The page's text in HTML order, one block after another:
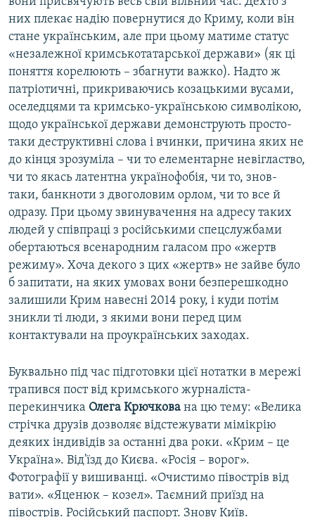
них плекає надію повернутися до Криму, коли він
стане українським, але при цьому матиме статус
«незалежної кримськотатарської держави» (як ці
поняття корелюють – збагнути важко). Надто ж
патріотичні, прикриваючись козацькими вусами,
оселедцями та кримсько-українською символікою,
щодо української держави демонструють просто-
таки деструктивні слова і вчинки, причина яких не
до кінця зрозуміла – чи то елементарне невігластво,
чи то якась латентна українофобія, чи то, знов-
таки, банкноти з двоголовим орлом, чи то все й
одразу. При цьому звинувачення на адресу таких
людей у співпраці з російськими спецслужбами
обертаються всенародним галасом про «жертв
режиму». Хоча декого з цих «жертв» не зайве було
б запитати, на яких умовах вони безперешкодно
залишили Крим навесні 2014 року, і куди потім
зникли ті люди, з якими вони перед цим
контактували на проукраїнських заходах.
Буквально під час підготовки цієї нотатки в мережі
трапився пост від кримського журналіста-
перекинчика Олега Крючкова на цю тему: «Велика
стрічка друзів дозволяє відстежувати мімікрію
деяких індивідів за останні два роки. «Крим – це
Україна». Від'їзд до Києва. «Росія – ворог».
Фотографії у вишиванці. «Очистимо півострів від
вати». «Яценюк – козел». Таємний приїзд на
півострів. Російський паспорт. Знову Київ.